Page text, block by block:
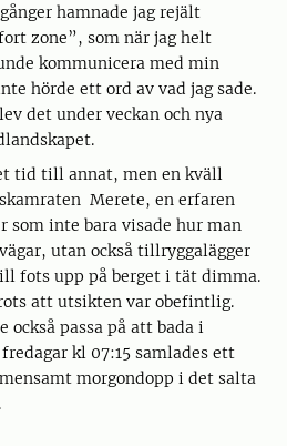
hamnade jag rejält
zone”, som när jag helt
kommunicera med min
hörde ett ord av vad jag sade.
det under veckan och nya
tid till annat, men en kväll
Merete, en erfaren
som inte bara visade hur man
utan också tillryggalägger
fots upp på berget i tät dimma.
att utsikten var obefintlig.
också passa på att bada i
kl 07:15 samlades ett
morgondopp i det salta